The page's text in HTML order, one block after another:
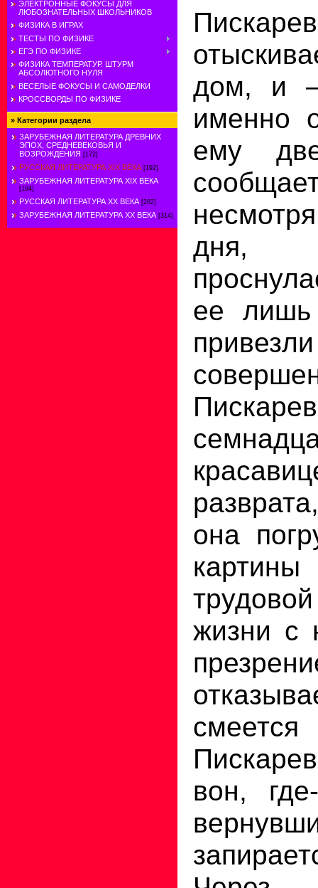
ЭЛЕКТРОННЫЕ ФОКУСЫ ДЛЯ
ЛЮБОЗНАТЕЛЬНЫХ ШКОЛЬНИКОВ
ФИЗИКА В ИГРАХ
ТЕСТЫ ПО ФИЗИКЕ
ЕГЭ ПО ФИЗИКЕ
ФИЗИКА ТЕМПЕРАТУР. ШТУРМ
АБСОЛЮТНОГО НУЛЯ
ВЕСЕЛЫЕ ФОКУСЫ И САМОДЕЛКИ
КРОССВОРДЫ ПО ФИЗИКЕ
» Категории раздела
ЗАРУБЕЖНАЯ ЛИТЕРАТУРА ДРЕВНИХ
ЭПОХ, СРЕДНЕВЕКОВЬЯ И
ВОЗРОЖДЕНИЯ [172]
РУССКАЯ ЛИТЕРАТУРА XIX ВЕКА [192]
ЗАРУБЕЖНАЯ ЛИТЕРАТУРА XIX ВЕКА
[194]
РУССКАЯ ЛИТЕРАТУРА XX ВЕКА [282]
ЗАРУБЕЖНАЯ ЛИТЕРАТУРА ХХ ВЕКА [314]
дом, и
именно
ему
дня,
ее
она
жизни с
вон,